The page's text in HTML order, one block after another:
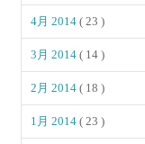
4月 2014( 23 )
3月 2014( 14 )
2月 2014( 18 )
1月 2014( 23 )